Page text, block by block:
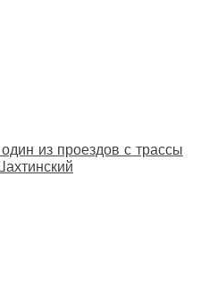
из проездов с трассы